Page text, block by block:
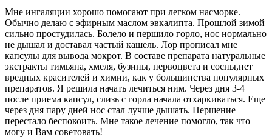
Мне ингаляции хорошо помогают при легком насморке.
Обычно делаю с эфирным маслом эвкалипта. Прошлой зимой
сильно простудилась. Болело и першило горло, нос нормально
не дышал и доставал частый кашель. Лор прописал мне
капсулы для вывода мокрот. В составе препарата натуральные
экстракты тимьяна, хмеля, бузины, первоцвета и сосны,нет
вредных красителей и химии, как у большинства популярных
препаратов. Я решила начать лечиться ним. Через дня 3-4
после приема капсул, слизь с горла начала отхаркиваться. Еще
через дня пару дней нос стал лучше дышать. Першение
перестало беспокоить. Мне такое лечение помогло, так что
могу и Вам советовать!